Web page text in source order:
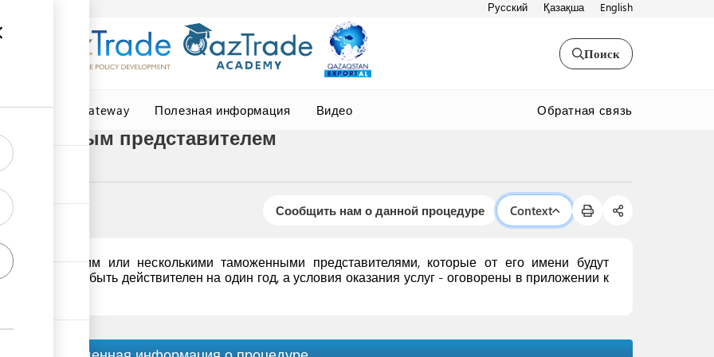
Русский Қазақша English
Поиск
Central Asia Gateway Полезная информация Видео Обратная связь
представителем
Сообщить нам о данной процедуре Context
с одним или несколькими таможенными представителями, которые от его имени будут
может быть действителен на один год, а условия оказания услуг - оговорены в приложении к